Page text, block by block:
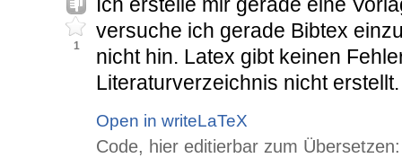
1
Ich erstelle mir gerade eine
versuche ich gerade Bibtex
nicht hin. Latex gibt keinen
Literaturverzeichnis nicht
Open in writeLaTeX
Code, hier editierbar zum Übersetzen: